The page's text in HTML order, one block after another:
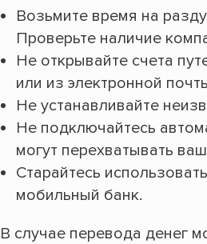
Возьмите время на
Проверьте наличие
Не открывайте счета
или из электронной
Не устанавливайте
Не подключайтесь
могут перехватывать
Старайтесь
мобильный банк.
В случае перевода денег